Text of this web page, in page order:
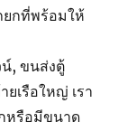
ยกที่พร้อมให้
, ขนส่งตู้
เรือใหญ่ เรา
หรือมีขนาด